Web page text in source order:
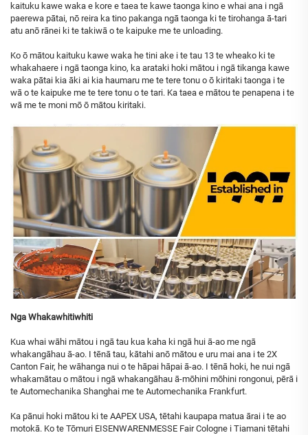
kaituku kawe waka e kore e taea te kawe taonga kino e whai ana i ngā
paerewa pātai, nō reira ka tino pakanga ngā taonga ki te tirohanga ā-tari
atu anō rānei ki te takiwā o te kaipuke me te unloading.
Ko ō mātou kaituku kawe waka he tini ake i te tau 13 te wheako ki te
whakahaere i ngā taonga kino, ka arataki hoki mātou i ngā tikanga kawe
waka pātai kia āki ai kia haumaru me te tere tonu o ō kiritaki taonga i te
wā o te kaipuke me te tere tonu o te tari. Ka taea e mātou te penapena i te
wā me te moni mō ō mātou kiritaki.
Nga Whakawhitiwhiti
Kua whai wāhi mātou i ngā tau kua kaha ki ngā hui ā-ao me ngā
whakangāhau ā-ao. I tēnā tau, kātahi anō mātou e uru mai ana i te 2X
Canton Fair, he wāhanga nui o te hāpai hāpai ā-ao. I tēnā hoki, he nui ngā
whakamātau o mātou i ngā whakangāhau ā-mōhini mōhini rongonui, pērā i
te Automechanika Shanghai me te Automechanika Frankfurt.
Ka pānui hoki mātou ki te AAPEX USA, tētahi kaupapa matua ārai i te ao
motokā. Ko te Tōmuri EISENWARENMESSE Fair Cologne i Tiamani tētahi